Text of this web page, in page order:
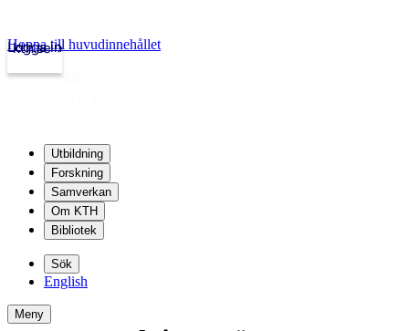
kth.se
Logga in
Hoppa till huvudinnehållet
Utbildning
Forskning
Samverkan
Om KTH
Bibliotek
Sök
English
Meny